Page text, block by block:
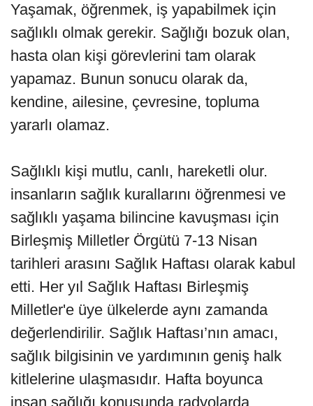
Yaşamak, öğrenmek, iş yapabilmek için
sağlıklı olmak gerekir. Sağlığı bozuk olan,
hasta olan kişi görevlerini tam olarak
yapamaz. Bunun sonucu olarak da,
kendine, ailesine, çevresine, topluma
yararlı olamaz.
Sağlıklı kişi mutlu, canlı, hareketli olur.
insanların sağlık kurallarını öğrenmesi ve
sağlıklı yaşama bilincine kavuşması için
Birleşmiş Milletler Örgütü 7-13 Nisan
tarihleri arasını Sağlık Haftası olarak kabul
etti. Her yıl Sağlık Haftası Birleşmiş
Milletler'e üye ülkelerde aynı zamanda
değerlendirilir. Sağlık Haftası’nın amacı,
sağlık bilgisinin ve yardımının geniş halk
kitlelerine ulaşmasıdır. Hafta boyunca
insan sağlığı konusunda radyolarda